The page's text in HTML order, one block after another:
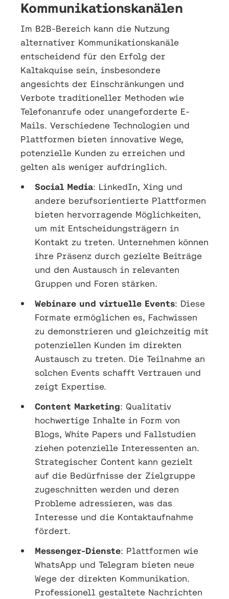
Kommunikationskanälen
Im B2B-Bereich kann die Nutzung
alternativer Kommunikationskanäle
entscheidend für den Erfolg der
Kaltakquise sein, insbesondere
angesichts der Einschränkungen und
Verbote traditioneller Methoden wie
Telefonanrufe oder unangeforderte E-
Mails. Verschiedene Technologien und
Plattformen bieten innovative Wege,
potenzielle Kunden zu erreichen und
gelten als weniger aufdringlich.
Social Media: LinkedIn, Xing und
andere berufsorientierte Plattformen
bieten hervorragende Möglichkeiten,
um mit Entscheidungsträgern in
Kontakt zu treten. Unternehmen können
ihre Präsenz durch gezielte Beiträge
und den Austausch in relevanten
Gruppen und Foren stärken.
Webinare und virtuelle Events: Diese
Formate ermöglichen es, Fachwissen
zu demonstrieren und gleichzeitig mit
potenziellen Kunden im direkten
Austausch zu treten. Die Teilnahme an
solchen Events schafft Vertrauen und
zeigt Expertise.
Content Marketing: Qualitativ
hochwertige Inhalte in Form von
Blogs, White Papers und Fallstudien
ziehen potenzielle Interessenten an.
Strategischer Content kann gezielt
auf die Bedürfnisse der Zielgruppe
zugeschnitten werden und deren
Probleme adressieren, was das
Interesse und die Kontaktaufnahme
fördert.
Messenger-Dienste: Plattformen wie
WhatsApp und Telegram bieten neue
Wege der direkten Kommunikation.
Professionell gestaltete Nachrichten